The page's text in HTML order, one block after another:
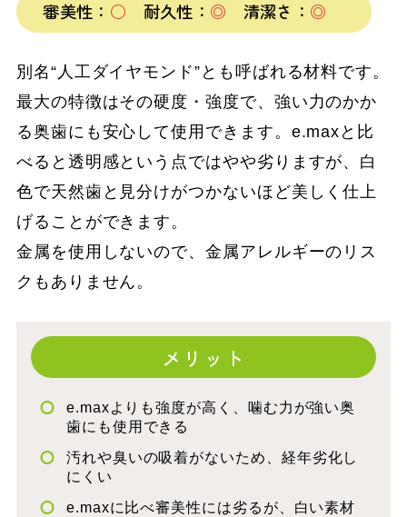
審美性： ○ 耐久性： ◎ 清潔さ： ◎
別名“人工ダイヤモンド”とも呼ばれる材料です。
最大の特徴はその硬度・強度で、強い力のかか
る奥歯にも安心して使用できます。e.maxと比
べると透明感という点ではやや劣りますが、白
色で天然歯と見分けがつかないほど美しく仕上
げることができます。
金属を使用しないので、金属アレルギーのリス
クもありません。
メリット
e.maxよりも強度が高く、噛む力が強い奥
歯にも使用できる
汚れや臭いの吸着がないため、経年劣化し
にくい
e.maxに比べ審美性には劣るが、白い素材